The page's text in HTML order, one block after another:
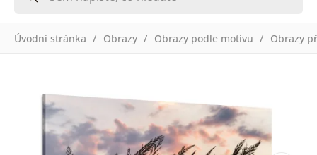
Úvodní stránka Obrazy Obrazy podle motivu Obrazy